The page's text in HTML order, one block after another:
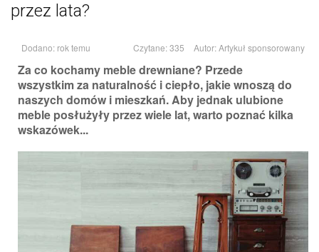
przez lata?
Dodano: rok temu Czytane: 335 Autor:Artykuł sponsorowany
Za co kochamy meble drewniane? Przede
wszystkim za naturalność i ciepło, jakie wnoszą do
naszych domów i mieszkań. Aby jednak ulubione
meble posłużyły przez wiele lat, warto poznać kilka
wskazówek...